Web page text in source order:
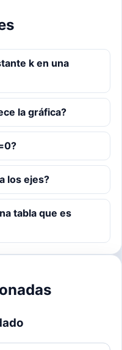
k en una
la gráfica?
los ejes?
tabla que es